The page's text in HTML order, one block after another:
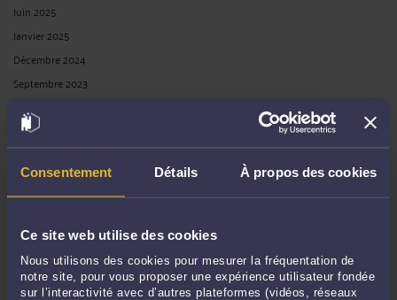
Consentement Détails À propos des cookies
Ce site web utilise des cookies
Nous utilisons des cookies pour mesurer la fréquentation de
notre site, pour vous proposer une expérience utilisateur fondée
sur l’interactivité avec d’autres plateformes (vidéos, réseaux
Juin 2025
Janvier 2025
Décembre 2024
Septembre 2023
Mai 2022
Juillet 2021
Avril 2021
Février 2021
Janvier 2021
Octobre 2020